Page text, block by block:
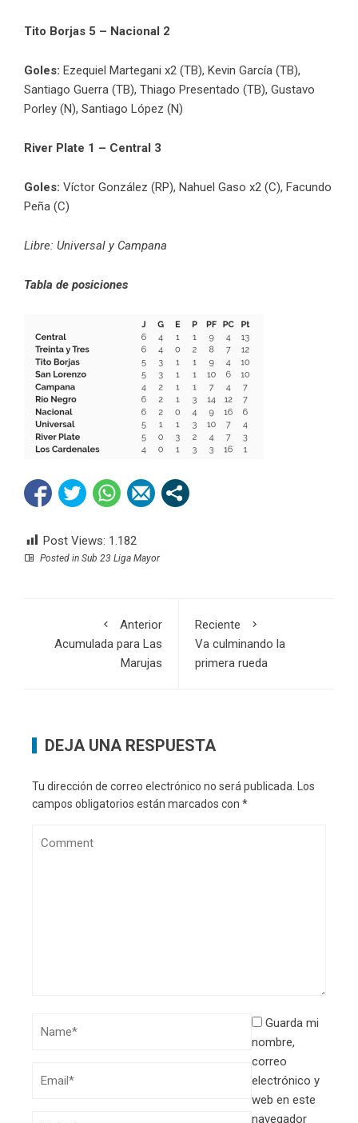
Tito Borjas 5 – Nacional 2
Goles: Ezequiel Martegani x2 (TB), Kevin García (TB),
Santiago Guerra (TB), Thiago Presentado (TB), Gustavo
Porley (N), Santiago López (N)
River Plate 1 – Central 3
Goles: Víctor González (RP), Nahuel Gaso x2 (C), Facundo
Peña (C)
Libre: Universal y Campana
Tabla de posiciones
Post Views: 1.182
Posted in Sub 23 Liga Mayor
Anterior
Acumulada para Las
Marujas
Reciente
Va culminando la
primera rueda
DEJA UNA RESPUESTA
Tu dirección de correo electrónico no será publicada. Los
campos obligatorios están marcados con *
Guarda mi
nombre,
correo
electrónico y
web en este
navegador